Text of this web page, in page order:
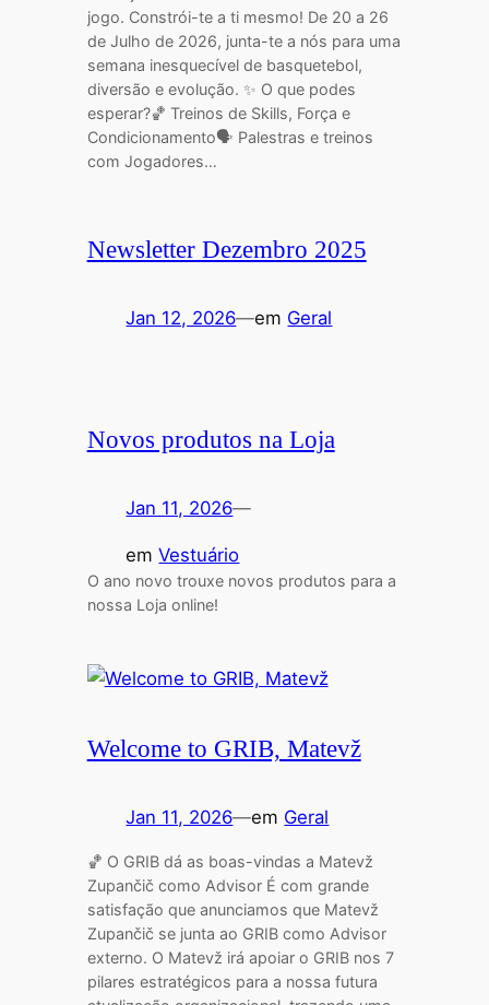
jogo. Constrói-te a ti mesmo! De 20 a 26
de Julho de 2026, junta-te a nós para uma
semana inesquecível de basquetebol,
diversão e evolução. ✨ O que podes
esperar?🏀 Treinos de Skills, Força e
Condicionamento🗣️ Palestras e treinos
com Jogadores…
Newsletter Dezembro 2025
Jan 12, 2026—em Geral
Novos produtos na Loja
Jan 11, 2026—
emVestuário
O ano novo trouxe novos produtos para a
nossa Loja online!
Welcome to GRIB, Matevž
Jan 11, 2026—em Geral
🏀 O GRIB dá as boas-vindas a Matevž
Zupančič como Advisor É com grande
satisfação que anunciamos que Matevž
Zupančič se junta ao GRIB como Advisor
externo. O Matevž irá apoiar o GRIB nos 7
pilares estratégicos para a nossa futura